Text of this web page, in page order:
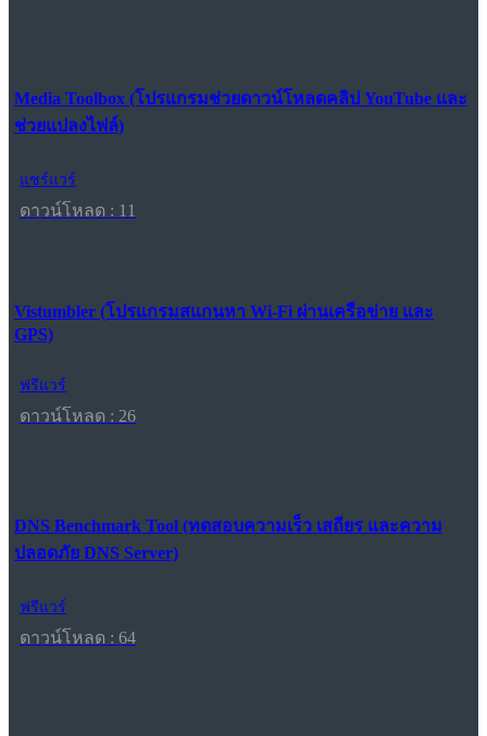
Media Toolbox (โปรแกรมช่วยดาวน์โหลดคลิป YouTube และ
ช่วยแปลงไฟล์)
แชร์แวร์
ดาวน์โหลด : 11
Vistumbler (โปรแกรมสแกนหา Wi-Fi ผ่านเครือข่าย และ
GPS)
ฟรีแวร์
ดาวน์โหลด : 26
DNS Benchmark Tool (ทดสอบความเร็ว เสถียร และความ
ปลอดภัย DNS Server)
ฟรีแวร์
ดาวน์โหลด : 64